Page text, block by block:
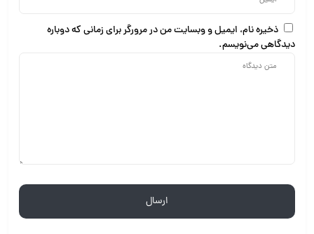
ذخیره نام، ایمیل و وبسایت من در مرورگر برای زمانی که دوباره
دیدگاهی می‌نویسم.